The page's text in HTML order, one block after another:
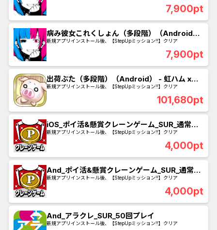
7,900pt
病み彼女これくしょん（多段階）（Android）
- 彼女10人コンプ
新規アプリインストール後、【StepUpミッション!!】クリア
7,900pt
出荷ぶた（多段階）（Android） - 虹ハム x
3300を購入完了
新規アプリインストール後、【StepUpミッション!!】クリア
101,680pt
iOS_ポイ活&懸賞クレーンゲーム_SUR_通常ル
ーレットを490回プレイ
新規アプリインストール後、【StepUpミッション!!】クリア
4,000pt
And_ポイ活&懸賞クレーンゲーム_SUR_通常ル
ーレットを490回プレイ
新規アプリインストール後、【StepUpミッション!!】クリア
4,000pt
And_アラクレ_SUR_50回プレイ
新規アプリインストール後、【StepUpミッション!!】クリア